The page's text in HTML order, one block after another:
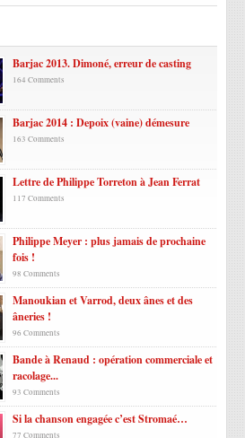
Barjac 2013. Dimoné, erreur de casting
164 Comments
Barjac 2014 : Depoix (vaine) démesure
163 Comments
Lettre de Philippe Torreton à Jean Ferrat
117 Comments
Philippe Meyer : plus jamais de prochaine
fois !
98 Comments
Manoukian et Varrod, deux ânes et des
âneries !
96 Comments
Bande à Renaud : opération commerciale et
racolage...
93 Comments
Si la chanson engagée c’est Stromaé…
77 Comments